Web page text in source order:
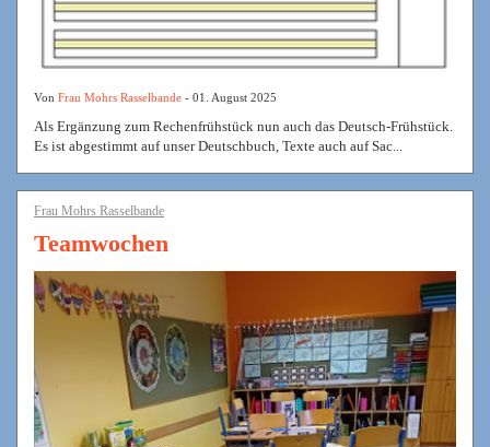
Von Frau Mohrs Rasselbande - 01. August 2025
Als Ergänzung zum Rechenfrühstück nun auch das Deutsch-Frühstück.
Es ist abgestimmt auf unser Deutschbuch, Texte auch auf Sac...
Frau Mohrs Rasselbande
Teamwochen